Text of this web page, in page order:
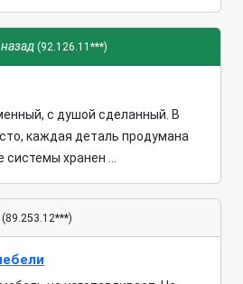
(92.126.11***)
с душой сделанный. В
каждая деталь продумана
хранен ...
(89.253.12***)